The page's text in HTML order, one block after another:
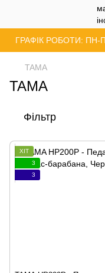
ГРАФІК РОБОТИ: ПН-
TAMA
TAMA
Фільтр
ХІТ
3
3